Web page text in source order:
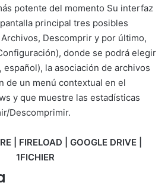
potente del momento Su interfaz
principal tres posibles
Descomprir y por último,
donde se podrá elegir
la asociación de archivos
de un menú contextual en el
y que muestre las estadísticas
Descomprimir.
| FIRELOAD | GOOGLE DRIVE |
1FICHIER